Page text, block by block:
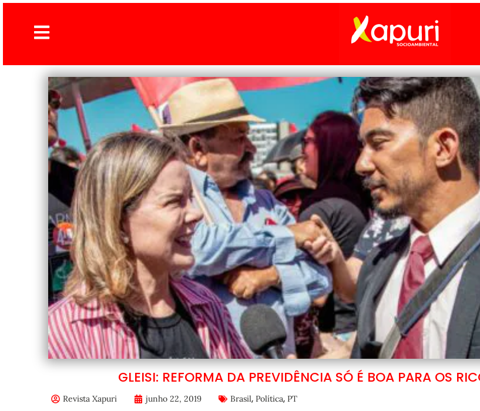
GLEISI: REFORMA DA PREVIDÊNCIA SÓ É BOA PARA OS
Revista Xapuri junho 22, 2019 Brasil, Política, PT